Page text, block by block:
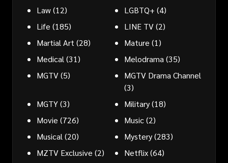
Law(12) LGBTQ+ (4)
Life (185) LINE TV(2)
Martial Art(28) Mature (1)
Medical(31) Melodrama(35)
MGTV(5)
MGTV Drama Channel
(3)
MGTY(3) Military(18)
Movie (726) Music(2)
Musical(20) Mystery(283)
MZTV Exclusive (2) Netflix(64)